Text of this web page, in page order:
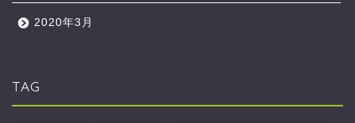
2020年3月
TAG